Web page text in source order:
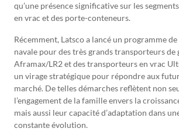
qu’une présence significative sur les
en vrac et des porte-conteneurs.
Récemment, Latsco a lancé un programme
navale pour des très grands transporteurs de
Aframax/LR2 et des transporteurs en vrac
un virage stratégique pour répondre aux
marché. De telles démarches reflètent non
l’engagement de la famille envers la
mais aussi leur capacité d’adaptation dans
constante évolution.